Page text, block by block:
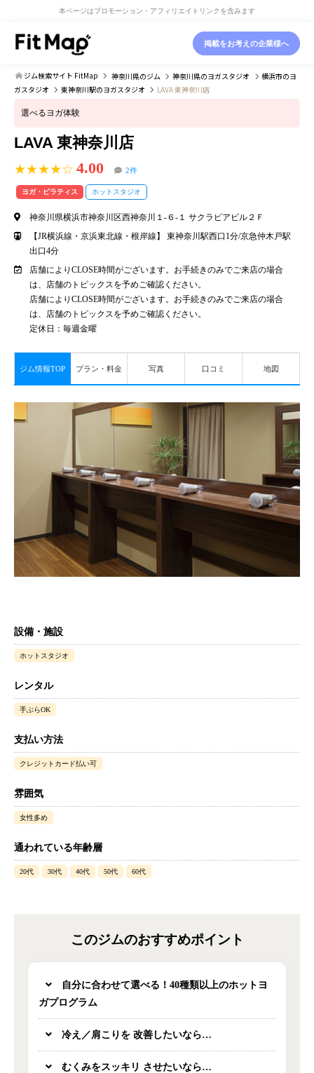
本ページはプロモーション・アフィリエイトリンクを含みます
掲載をお考えの企業様へ
ジム検索サイト FitMap 神奈川県のジム 神奈川県のヨガスタジオ 横浜市のヨ
ガスタジオ
東神奈川駅のヨガスタジオ LAVA 東神奈川店
選べるヨガ体験
LAVA 東神奈川店
★★★★☆ 4.00 2件
ヨガ・ピラティス ホットスタジオ
神奈川県横浜市神奈川区西神奈川１-６-１ サクラピアビル２Ｆ
【JR横浜線・京浜東北線・根岸線】 東神奈川駅西口1分/京急仲木戸駅
出口4分
店舗によりCLOSE時間がございます。お手続きのみでご来店の場合
は、店舗のトピックスを予めご確認ください。
店舗によりCLOSE時間がございます。お手続きのみでご来店の場合
は、店舗のトピックスを予めご確認ください。
定休日：毎週金曜
ジム情報TOP プラン・料金 写真 口コミ 地図
設備・施設
ホットスタジオ
レンタル
手ぶらOK
支払い方法
クレジットカード払い可
雰囲気
女性多め
通われている年齢層
20代 30代 40代 50代 60代
このジムのおすすめポイント
自分に合わせて選べる！40種類以上のホットヨ
ガプログラム
冷え／肩こりを 改善したいなら…
むくみをスッキリ させたいなら…